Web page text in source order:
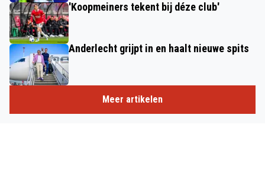
'Koopmeiners tekent bij déze club'
Anderlecht grijpt in en haalt nieuwe spits
Meer artikelen